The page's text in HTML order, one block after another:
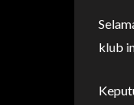
klub